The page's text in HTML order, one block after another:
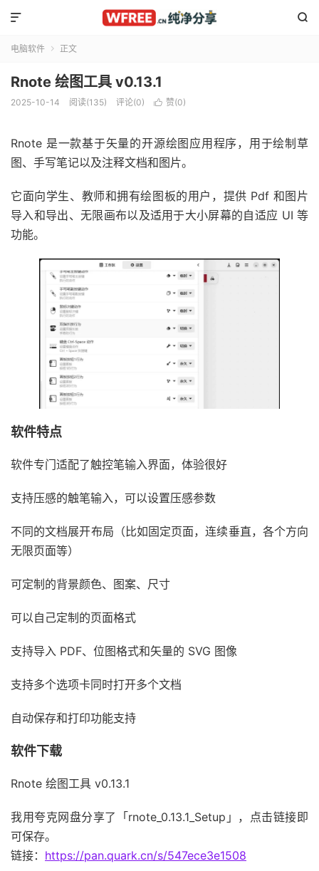


电脑软件  正文
Rnote 绘图工具 v0.13.1
2025-10-14 阅读(135) 评论(0)  赞(0)
Rnote 是一款基于矢量的开源绘图应用程序，用于绘制草
图、手写笔记以及注释文档和图片。
它面向学生、教师和拥有绘图板的用户，提供 Pdf 和图片
导入和导出、无限画布以及适用于大小屏幕的自适应 UI 等
功能。
软件特点
软件专门适配了触控笔输入界面，体验很好
支持压感的触笔输入，可以设置压感参数
不同的文档展开布局（比如固定页面，连续垂直，各个方向
无限页面等）
可定制的背景颜色、图案、尺寸
可以自己定制的页面格式
支持导入 PDF、位图格式和矢量的 SVG 图像
支持多个选项卡同时打开多个文档
自动保存和打印功能支持
软件下载
Rnote 绘图工具 v0.13.1
我用夸克网盘分享了「rnote_0.13.1_Setup」，点击链接即
可保存。
链接： https://pan.quark.cn/s/547ece3e1508